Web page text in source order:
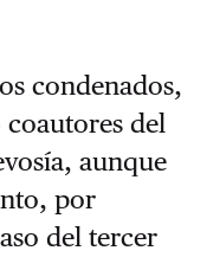
condenados,
del
aunque
por
del tercer